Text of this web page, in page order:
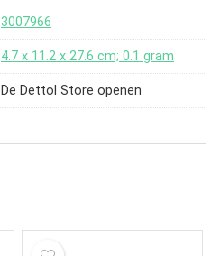
‎3007966
‎4.7 x 11.2 x 27.6 cm; 0.1 gram
De Dettol Store openen